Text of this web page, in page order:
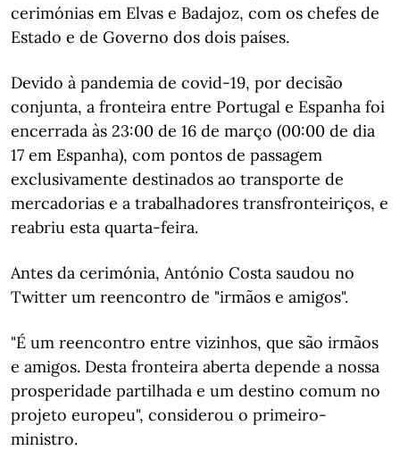
cerimónias em Elvas e Badajoz, com os chefes de
Estado e de Governo dos dois países.
Devido à pandemia de covid-19, por decisão
conjunta, a fronteira entre Portugal e Espanha foi
encerrada às 23:00 de 16 de março (00:00 de dia
17 em Espanha), com pontos de passagem
exclusivamente destinados ao transporte de
mercadorias e a trabalhadores transfronteiriços, e
reabriu esta quarta-feira.
Antes da cerimónia, António Costa saudou no
Twitter um reencontro de "irmãos e amigos".
"É um reencontro entre vizinhos, que são irmãos
e amigos. Desta fronteira aberta depende a nossa
prosperidade partilhada e um destino comum no
projeto europeu", considerou o primeiro-
ministro.